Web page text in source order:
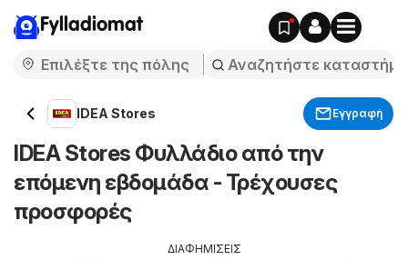
Fylladiomat
IDEA Stores Εγγραφή
IDEA Stores Φυλλάδιο από την
επόμενη εβδομάδα - Τρέχουσες
προσφορές
ΔΙΑΦΗΜΙΣΕΙΣ